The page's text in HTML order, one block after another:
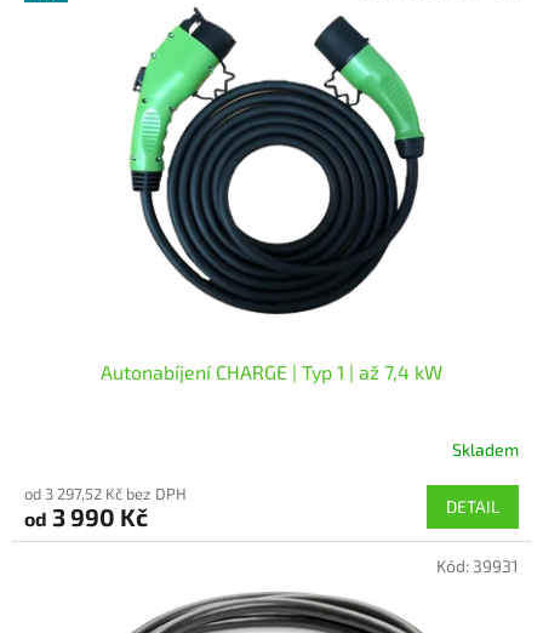
Autonabíjení CHARGE | Typ 1 | až 7,4 kW
produktu
je
5,0
Skladem
od 3 297,52 Kč bez DPH
od 3 990 Kč DETAIL
Kód:39931